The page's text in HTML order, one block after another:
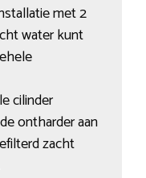
met 2
water kunt
cilinder
ontharder aan
zacht